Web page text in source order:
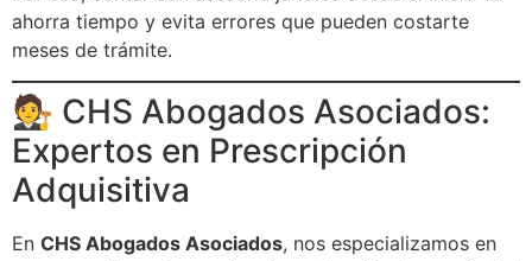
ahorra tiempo y evita errores que pueden costarte
meses de trámite.
🧑‍⚖️ CHS Abogados Asociados:
Expertos en Prescripción
Adquisitiva
En CHS Abogados Asociados, nos especializamos en